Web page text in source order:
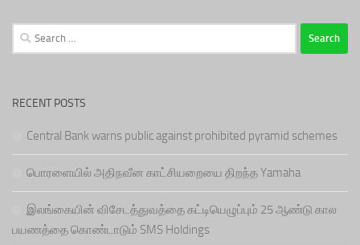
Search
for:
RECENT POSTS
Central Bank warns public against prohibited pyramid schemes
பொரளையில் அதிநவீன காட்சியறையை திறந்த Yamaha
இலங்கையின் விசேடத்துவத்தை கட்டியெழுப்பும் 25 ஆண்டு கால
பயணத்தை கொண்டாடும் SMS Holdings